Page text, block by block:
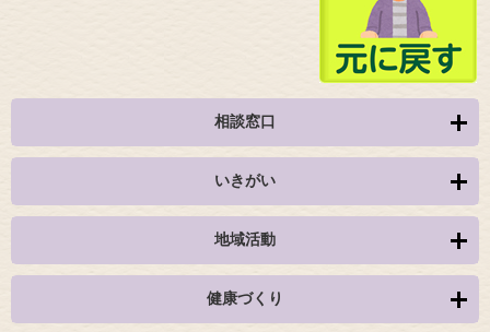
相談窓口
いきがい
地域活動
健康づくり